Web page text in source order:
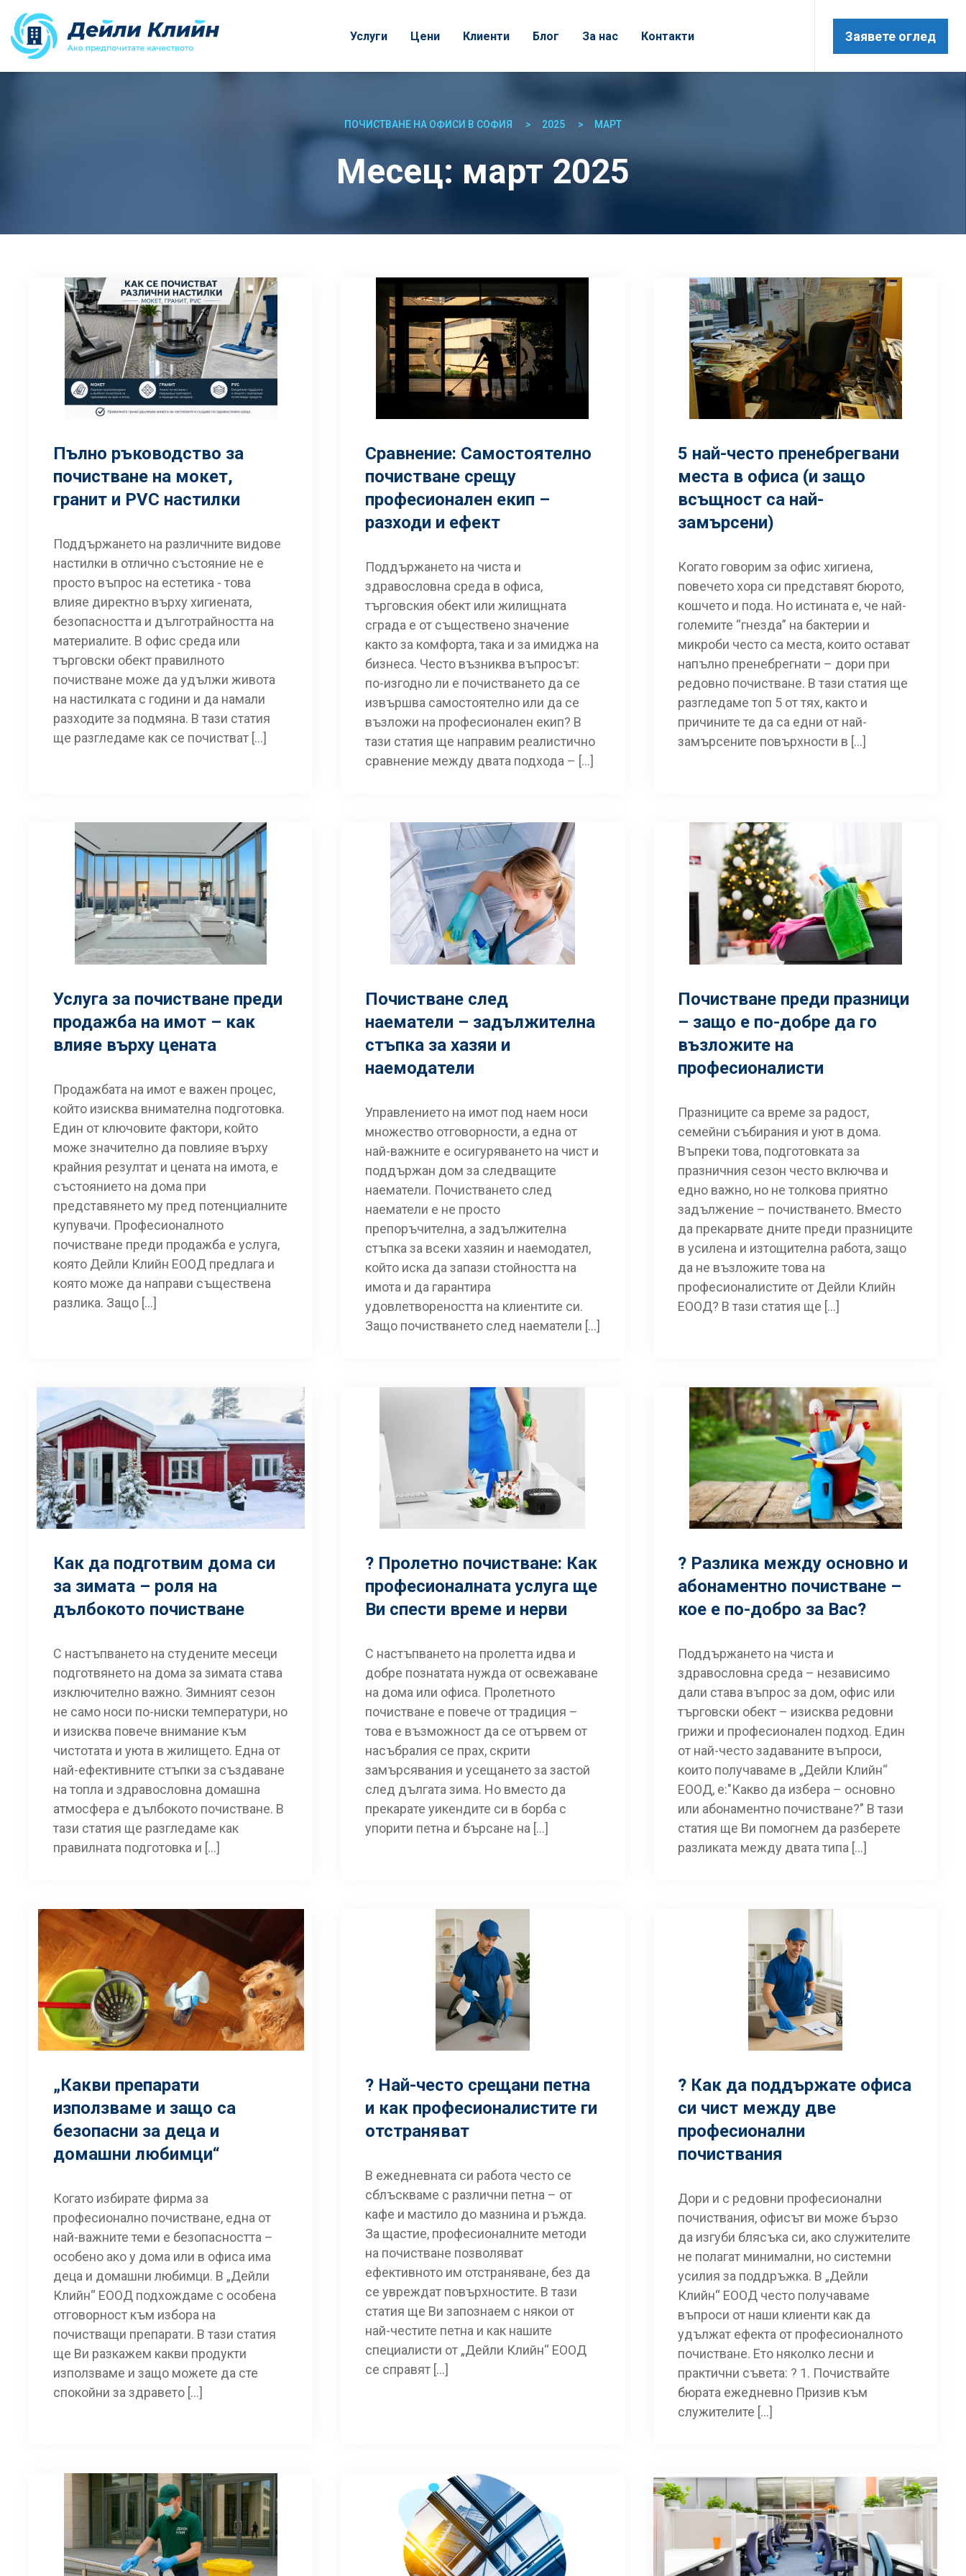
Услуги Цени Клиенти Блог За нас Контакти Заявете оглед
ПОЧИСТВАНЕ НА ОФИСИ В СОФИЯ 2025 МАРТ
Месец: март 2025
Пълно ръководство за
почистване на мокет,
гранит и PVC настилки
Поддържането на различните видове
настилки в отлично състояние не е
просто въпрос на естетика - това
влияе директно върху хигиената,
безопасността и дълготрайността на
материалите. В офис среда или
търговски обект правилното
почистване може да удължи живота
на настилката с години и да намали
разходите за подмяна. В тази статия
ще разгледаме как се почистват […]
Сравнение: Самостоятелно
почистване срещу
професионален екип –
разходи и ефект
Поддържането на чиста и
здравословна среда в офиса,
търговския обект или жилищната
сграда е от съществено значение
както за комфорта, така и за имиджа на
бизнеса. Често възниква въпросът:
по-изгодно ли е почистването да се
извършва самостоятелно или да се
възложи на професионален екип? В
тази статия ще направим реалистично
сравнение между двата подхода – […]
5 най-често пренебрегвани
места в офиса (и защо
всъщност са най-
замърсени)
Когато говорим за офис хигиена,
повечето хора си представят бюрото,
кошчето и пода. Но истината е, че най-
големите “гнезда” на бактерии и
микроби често са места, които остават
напълно пренебрегнати – дори при
редовно почистване. В тази статия ще
разгледаме топ 5 от тях, както и
причините те да са едни от най-
замърсените повърхности в […]
Услуга за почистване преди
продажба на имот – как
влияе върху цената
Продажбата на имот е важен процес,
който изисква внимателна подготовка.
Един от ключовите фактори, който
може значително да повлияе върху
крайния резултат и цената на имота, е
състоянието на дома при
представянето му пред потенциалните
купувачи. Професионалното
почистване преди продажба е услуга,
която Дейли Клийн ЕООД предлага и
която може да направи съществена
разлика. Защо […]
Почистване след
наематели – задължителна
стъпка за хазяи и
наемодатели
Управлението на имот под наем носи
множество отговорности, а една от
най-важните е осигуряването на чист и
поддържан дом за следващите
наематели. Почистването след
наематели е не просто
препоръчителна, а задължителна
стъпка за всеки хазяин и наемодател,
който иска да запази стойността на
имота и да гарантира
удовлетвореността на клиентите си.
Защо почистването след наематели […]
Почистване преди празници
– защо е по-добре да го
възложите на
професионалисти
Празниците са време за радост,
семейни събирания и уют в дома.
Въпреки това, подготовката за
празничния сезон често включва и
едно важно, но не толкова приятно
задължение – почистването. Вместо
да прекарвате дните преди празниците
в усилена и изтощителна работа, защо
да не възложите това на
професионалистите от Дейли Клийн
ЕООД? В тази статия ще […]
Как да подготвим дома си
за зимата – роля на
дълбокото почистване
С настъпването на студените месеци
подготвянето на дома за зимата става
изключително важно. Зимният сезон
не само носи по-ниски температури, но
и изисква повече внимание към
чистотата и уюта в жилището. Една от
най-ефективните стъпки за създаване
на топла и здравословна домашна
атмосфера е дълбокото почистване. В
тази статия ще разгледаме как
правилната подготовка и […]
? Пролетно почистване: Как
професионалната услуга ще
Ви спести време и нерви
С настъпването на пролетта идва и
добре познатата нужда от освежаване
на дома или офиса. Пролетното
почистване е повече от традиция –
това е възможност да се отървем от
насъбралия се прах, скрити
замърсявания и усещането за застой
след дългата зима. Но вместо да
прекарате уикендите си в борба с
упорити петна и бърсане на […]
? Разлика между основно и
абонаментно почистване –
кое е по-добро за Вас?
Поддържането на чиста и
здравословна среда – независимо
дали става въпрос за дом, офис или
търговски обект – изисква редовни
грижи и професионален подход. Един
от най-често задаваните въпроси,
които получаваме в „Дейли Клийн“
ЕООД, е:"Какво да избера – основно
или абонаментно почистване?" В тази
статия ще Ви помогнем да разберете
разликата между двата типа […]
„Какви препарати
използваме и защо са
безопасни за деца и
домашни любимци“
Когато избирате фирма за
професионално почистване, една от
най-важните теми е безопасността –
особено ако у дома или в офиса има
деца и домашни любимци. В „Дейли
Клийн“ ЕООД подхождаме с особена
отговорност към избора на
почистващи препарати. В тази статия
ще Ви разкажем какви продукти
използваме и защо можете да сте
спокойни за здравето […]
? Най-често срещани петна
и как професионалистите ги
отстраняват
В ежедневната си работа често се
сблъскваме с различни петна – от
кафе и мастило до мазнина и ръжда.
За щастие, професионалните методи
на почистване позволяват
ефективното им отстраняване, без да
се увреждат повърхностите. В тази
статия ще Ви запознаем с някои от
най-честите петна и как нашите
специалисти от „Дейли Клийн“ ЕООД
се справят […]
? Как да поддържате офиса
си чист между две
професионални
почиствания
Дори и с редовни професионални
почиствания, офисът ви може бързо
да изгуби блясъка си, ако служителите
не полагат минимални, но системни
усилия за поддръжка. В „Дейли
Клийн“ ЕООД често получаваме
въпроси от наши клиенти как да
удължат ефекта от професионалното
почистване. Ето няколко лесни и
практични съвета: ? 1. Почиствайте
бюрата ежедневно Призив към
служителите […]